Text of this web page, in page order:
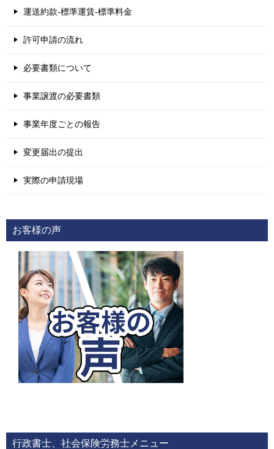
運送約款-標準運賃-標準料金
許可申請の流れ
必要書類について
事業譲渡の必要書類
事業年度ごとの報告
変更届出の提出
実際の申請現場
お客様の声
行政書士、社会保険労務士メニュー